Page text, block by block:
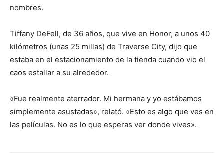
nombres.
Tiffany DeFell, de 36 años, que vive en Honor, a unos 40
kilómetros (unas 25 millas) de Traverse City, dijo que
estaba en el estacionamiento de la tienda cuando vio el
caos estallar a su alrededor.
«Fue realmente aterrador. Mi hermana y yo estábamos
simplemente asustadas», relató. «Esto es algo que ves en
las películas. No es lo que esperas ver donde vives».